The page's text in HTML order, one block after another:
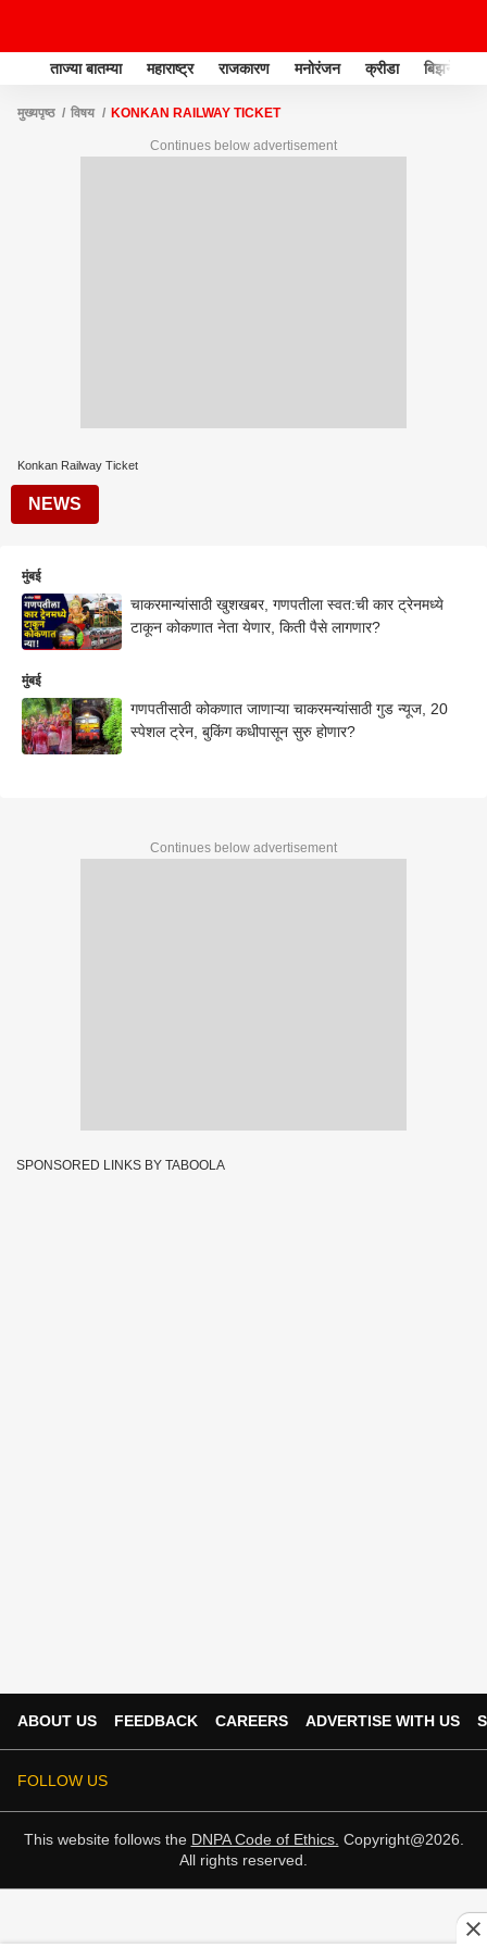
ताज्या बातम्या महाराष्ट्र राजकारण मनोरंजन क्रीडा बिझनेस
मुख्यपृष्ठ विषय KONKAN RAILWAY TICKET
Continues below advertisement
Konkan Railway Ticket
NEWS
मुंबई
चाकरमान्यांसाठी खुशखबर, गणपतीला स्वत:ची कार ट्रेनमध्ये
टाकून कोकणात नेता येणार, किती पैसे लागणार?
मुंबई
गणपतीसाठी कोकणात जाणाऱ्या चाकरमन्यांसाठी गुड न्यूज, 20
स्पेशल ट्रेन, बुकिंग कधीपासून सुरु होणार?
Continues below advertisement
SPONSORED LINKS BY TABOOLA
ABOUT US FEEDBACK CAREERS ADVERTISE WITH US
FOLLOW US
This website follows the DNPA Code of Ethics. Copyright@2026.
All rights reserved.